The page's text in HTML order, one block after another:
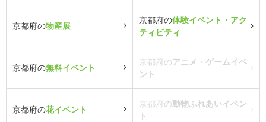
京都府の物産展
京都府の体験イベント・アク
ティビティ
京都府の無料イベント
京都府のアニメ・ゲームイベ
ント
京都府の花イベント
京都府の動物ふれあいイベン
ト